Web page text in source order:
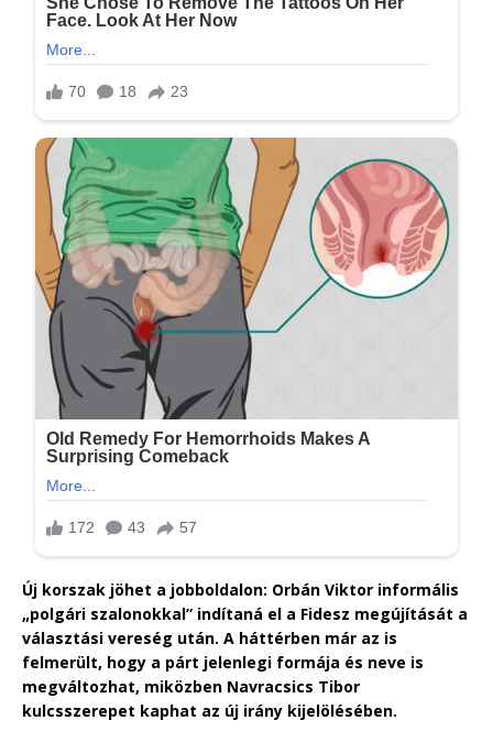
Új korszak jöhet a jobboldalon: Orbán Viktor informális
„polgári szalonokkal” indítaná el a Fidesz megújítását a
választási vereség után. A háttérben már az is
felmerült, hogy a párt jelenlegi formája és neve is
megváltozhat, miközben Navracsics Tibor
kulcsszerepet kaphat az új irány kijelölésében.